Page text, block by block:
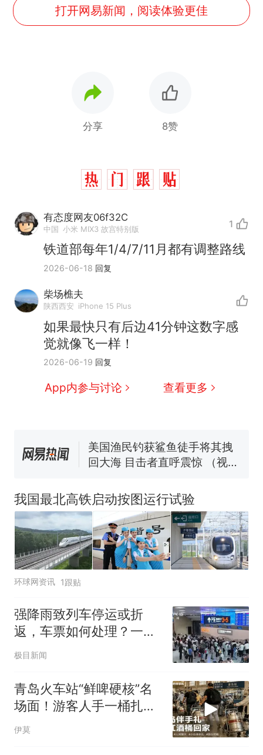
打开网易新闻，阅读体验更佳
分享 8赞
有态度网友06f32C
中国 小米 MIX3 故宫特别版 1
铁道部每年1/4/7/11月都有调整路线
2026-06-18 回复
柴场樵夫
陕西西安 iPhone 15 Plus
如果最快只有后边41分钟这数字感
觉就像飞一样！
2026-06-19 回复
App内参与讨论 查看更多
因老师一句“跟我回家”改写了
人生
新 制裁瓜子饺子，美国怕什
么？
费大厨“全国小炒肉大王”称
号，仅凭视频评出？中国烹饪
协会回应
男子上山采菌偶然发现鸡枞菌
来源：参考消息）
笔试第一被第二名传话劝弃考
官方通报
因老师一句“跟我回家”改写了
人生
我国最北高铁启动按图运行试验
环球网资讯 1跟贴
强降雨致列车停运或折
返，车票如何处理？一文
梳理
极目新闻
青岛火车站“鲜啤硬核”名
场面！游客人手一桶扎啤
扛上高铁
伊莫